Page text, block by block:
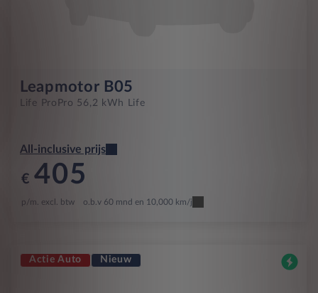
Leapmotor B05
Life Pro Pro 56,2 kWh Life
All-inclusive prijs
€ 405
p/m. excl. btw o.b.v 60 mnd en 10,000 km/j
Actie Auto Nieuw